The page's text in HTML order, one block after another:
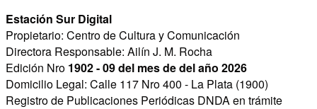
Estación Sur Digital
Propietario: Centro de Cultura y Comunicación
Directora Responsable: Ailín J. M. Rocha
Edición Nro 1902 - 09 del mes de del año 2026
Domicilio Legal: Calle 117 Nro 400 - La Plata (1900)
Registro de Publicaciones Periódicas DNDA en trámite